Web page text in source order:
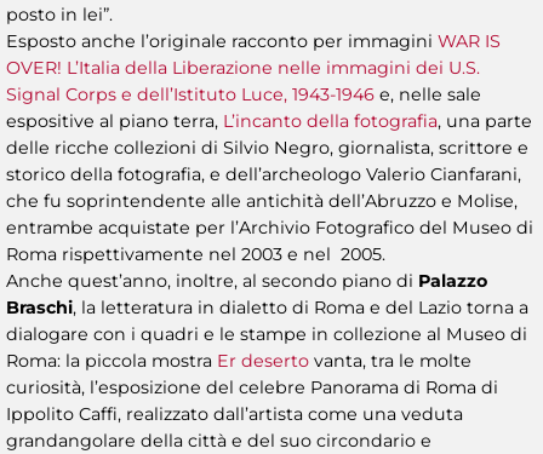
posto in lei”.
Esposto anche l’originale racconto per immagini WAR IS
OVER! L’Italia della Liberazione nelle immagini dei U.S.
Signal Corps e dell’Istituto Luce, 1943-1946 e, nelle sale
espositive al piano terra, L’incanto della fotografia, una parte
delle ricche collezioni di Silvio Negro, giornalista, scrittore e
storico della fotografia, e dell’archeologo Valerio Cianfarani,
che fu soprintendente alle antichità dell’Abruzzo e Molise,
entrambe acquistate per l’Archivio Fotografico del Museo di
Roma rispettivamente nel 2003 e nel 2005.
Anche quest’anno, inoltre, al secondo piano di Palazzo
Braschi, la letteratura in dialetto di Roma e del Lazio torna a
dialogare con i quadri e le stampe in collezione al Museo di
Roma: la piccola mostra Er deserto vanta, tra le molte
curiosità, l’esposizione del celebre Panorama di Roma di
Ippolito Caffi, realizzato dall’artista come una veduta
grandangolare della città e del suo circondario e